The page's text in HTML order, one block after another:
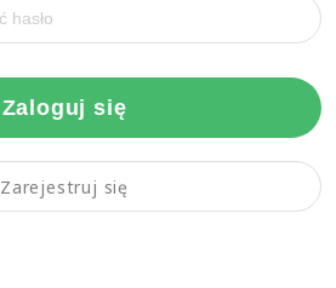
Zaloguj się
Zarejestruj się